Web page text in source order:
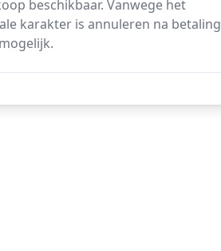
beschikbaar. Vanwege het
karakter is annuleren na betaling